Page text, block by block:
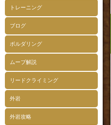
トレーニング
ブログ
ボルダリング
ムーブ解説
リードクライミング
外岩
外岩攻略